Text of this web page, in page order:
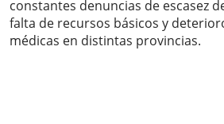
constantes denuncias de escasez
falta de recursos básicos y
médicas en distintas provincias.